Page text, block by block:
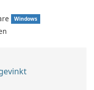
Windows